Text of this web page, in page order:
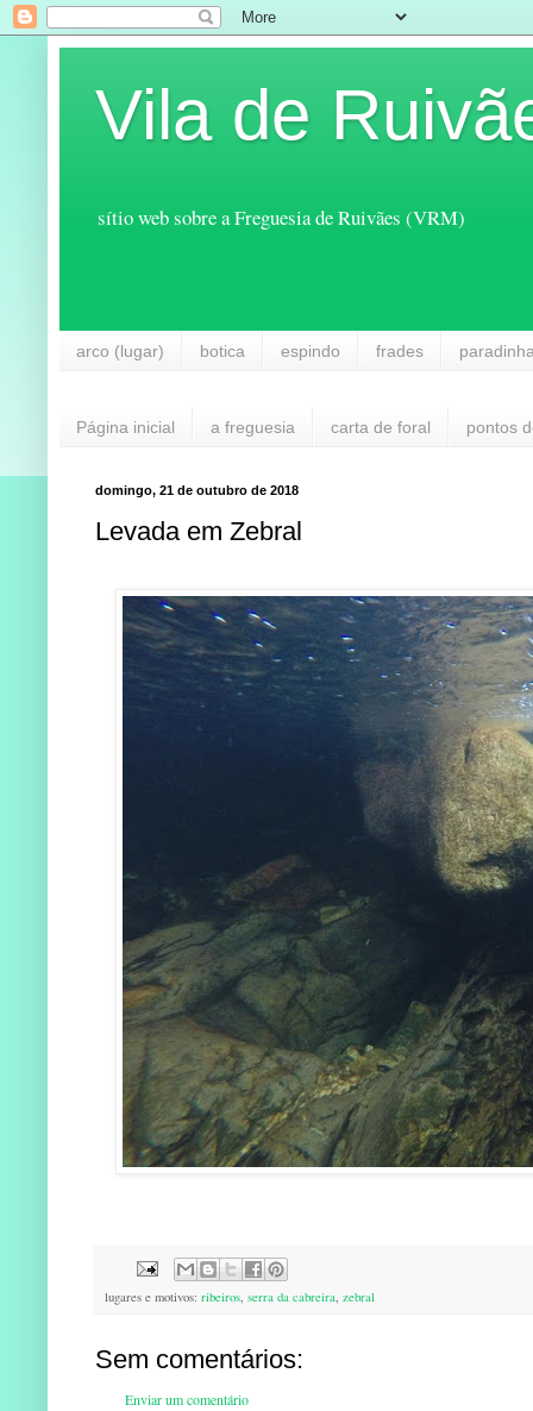
Vila de
sítio web sobre a Freguesia de Ruivães (VRM)
arco (lugar) botica espindo frades
Página inicial a freguesia carta de foral pontos
domingo, 21 de outubro de 2018
Levada em Zebral
lugares e motivos: ribeiros, serra da cabreira, zebral
Sem comentários:
Enviar um comentário